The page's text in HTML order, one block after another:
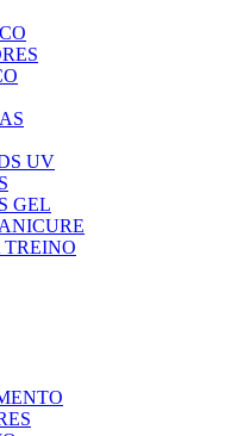
UV
GEL
TREINO